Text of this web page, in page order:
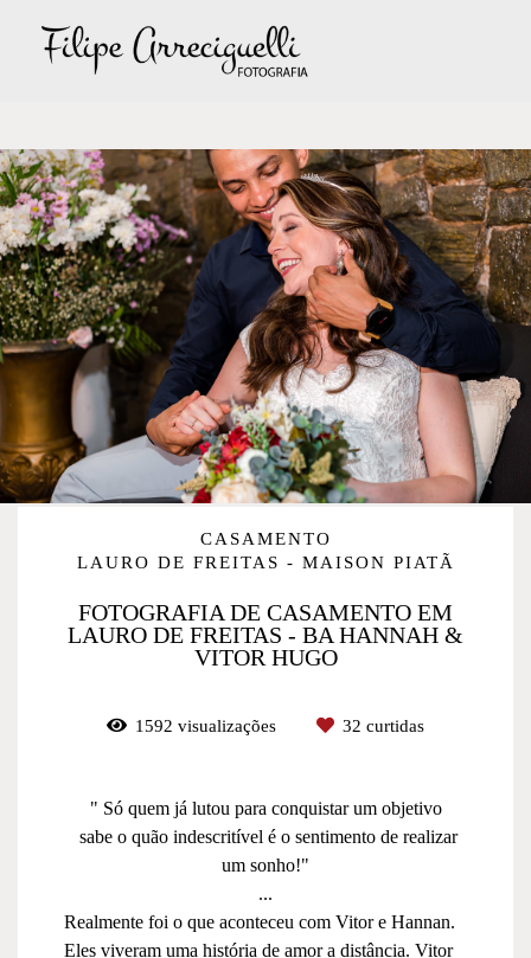
CASAMENTO
LAURO DE FREITAS - MAISON PIATÃ
FOTOGRAFIA DE CASAMENTO EM
LAURO DE FREITAS - BA HANNAH &
VITOR HUGO
1592 visualizações 32 curtidas
" Só quem já lutou para conquistar um objetivo
sabe o quão indescritível é o sentimento de realizar
um sonho!"
...
Realmente foi o que aconteceu com Vitor e Hannan.
Eles viveram uma história de amor a distância. Vitor